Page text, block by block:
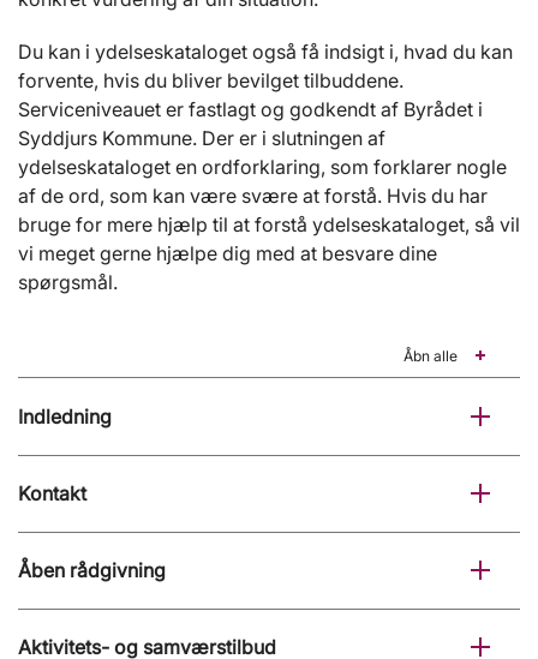
Du kan i ydelseskataloget også få indsigt i, hvad du kan
forvente, hvis du bliver bevilget tilbuddene.
Serviceniveauet er fastlagt og godkendt af Byrådet i
Syddjurs Kommune. Der er i slutningen af
ydelseskataloget en ordforklaring, som forklarer nogle
af de ord, som kan være svære at forstå. Hvis du har
bruge for mere hjælp til at forstå ydelseskataloget, så vil
vi meget gerne hjælpe dig med at besvare dine
spørgsmål.
Åbn alle
Indledning
Kontakt
Åben rådgivning
Aktivitets- og samværstilbud